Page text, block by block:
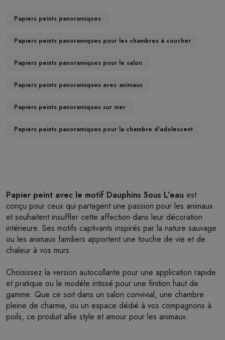
Papiers peints panoramiques
Papiers peints panoramiques pour les chambres à coucher
Papiers peints panoramiques pour le salon
Papiers peints panoramiques avec animaux
Papiers peints panoramiques sur mer
Papiers peints panoramiques pour la chambre d'adolescent
Papier peint avec le motif Dauphins Sous L'eau est
conçu pour ceux qui partagent une passion pour les animaux
et souhaitent insuffler cette affection dans leur décoration
intérieure. Ses motifs captivants inspirés par la nature sauvage
ou les animaux familiers apportent une touche de vie et de
chaleur à vos murs.
Choisissez la version autocollante pour une application rapide
et pratique ou le modèle intissé pour une finition haut de
gamme. Que ce soit dans un salon convivial, une chambre
pleine de charme, ou un espace dédié à vos compagnons à
poils, ce produit allie style et amour pour les animaux.